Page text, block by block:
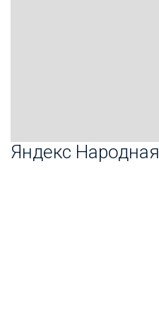
Яндекс Народная